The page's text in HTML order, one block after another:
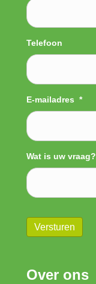
Telefoon
E-mailadres *
Wat is uw vraag?
Versturen
Over ons